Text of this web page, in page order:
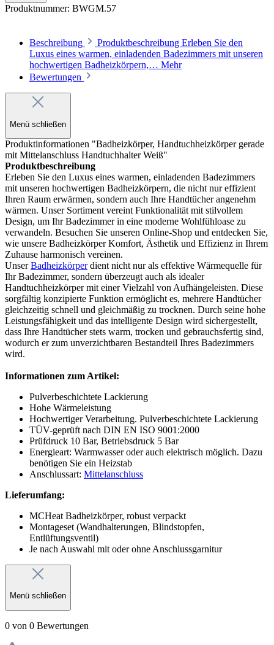
Produktnummer: BWGM.57
Beschreibung
Produktbeschreibung Erleben Sie den
Luxus eines warmen, einladenden Badezimmers mit unseren
hochwertigen Badheizkörpern,… Mehr
Bewertungen
Menü schließen
Produktinformationen "Badheizkörper, Handtuchheizkörper gerade
mit Mittelanschluss Handtuchhalter Weiß"
Produktbeschreibung
Erleben Sie den Luxus eines warmen, einladenden Badezimmers
mit unseren hochwertigen Badheizkörpern, die nicht nur effizient
Ihren Raum erwärmen, sondern auch Ihre Handtücher angenehm
wärmen. Unser Sortiment vereint Funktionalität mit stilvollem
Design, um Ihr Badezimmer in eine moderne Wohlfühloase zu
verwandeln. Besuchen Sie unseren Online-Shop und entdecken Sie,
wie unsere Badheizkörper Komfort, Ästhetik und Effizienz in Ihrem
Zuhause harmonisch vereinen.
UnserBadheizkörperdient nicht nur als effektive Wärmequelle für
Ihr Badezimmer, sondern überzeugt auch als idealer
Handtuchheizkörper mit einer Vielzahl von Aufhängeleisten. Diese
sorgfältig konzipierte Funktion ermöglicht es, mehrere Handtücher
gleichzeitig schnell und gleichmäßig zu trocknen. Durch seine hohe
Leistungsfähigkeit und das intelligente Design wird sichergestellt,
dass Ihre Handtücher stets warm, trocken und gebrauchsfertig sind,
wodurch er zum unverzichtbaren Bestandteil Ihres Badezimmers
wird.
Informationen zum Artikel:
Pulverbeschichtete Lackierung
Hohe Wärmeleistung
Hochwertiger Verarbeitung. Pulverbeschichtete Lackierung
TÜV-geprüft nach DIN EN ISO 9001:2000
Prüfdruck 10 Bar, Betriebsdruck 5 Bar
Energieart: Warmwasser oder auch elektrisch möglich. Dazu
benötigen Sie ein Heizstab
Anschlussart: Mittelanschluss
Lieferumfang:
MCHeat Badheizkörper, robust verpackt
Montageset (Wandhalterungen, Blindstopfen,
Entlüftungsventil)
Je nach Auswahl mit oder ohne Anschlussgarnitur
Menü schließen
0 von 0 Bewertungen